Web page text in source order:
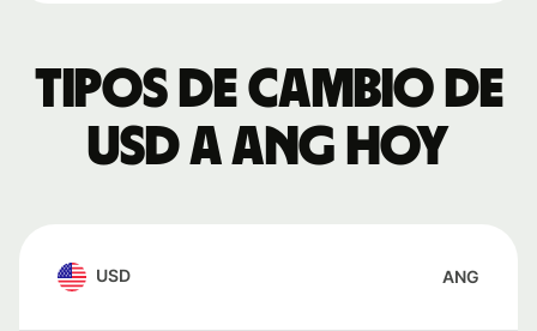
Tipos de cambio de
USD a ANG hoy
USD ANG